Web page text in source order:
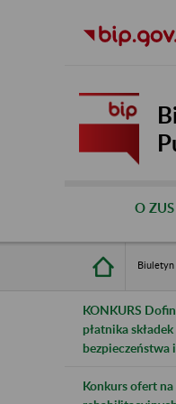
O ZUS
Biuletyn
KONKURS
płatnika
bezpieczeństwa
Konkurs ofert